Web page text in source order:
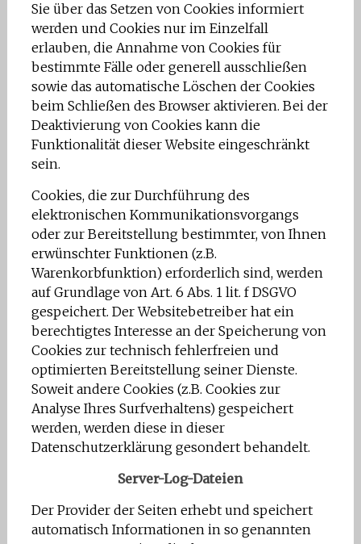
Sie über das Setzen von Cookies informiert
werden und Cookies nur im Einzelfall
erlauben, die Annahme von Cookies für
bestimmte Fälle oder generell ausschließen
sowie das automatische Löschen der Cookies
beim Schließen des Browser aktivieren. Bei der
Deaktivierung von Cookies kann die
Funktionalität dieser Website eingeschränkt
sein.
Cookies, die zur Durchführung des
elektronischen Kommunikationsvorgangs
oder zur Bereitstellung bestimmter, von Ihnen
erwünschter Funktionen (z.B.
Warenkorbfunktion) erforderlich sind, werden
auf Grundlage von Art. 6 Abs. 1 lit. f DSGVO
gespeichert. Der Websitebetreiber hat ein
berechtigtes Interesse an der Speicherung von
Cookies zur technisch fehlerfreien und
optimierten Bereitstellung seiner Dienste.
Soweit andere Cookies (z.B. Cookies zur
Analyse Ihres Surfverhaltens) gespeichert
werden, werden diese in dieser
Datenschutzerklärung gesondert behandelt.
Server-Log-Dateien
Der Provider der Seiten erhebt und speichert
automatisch Informationen in so genannten